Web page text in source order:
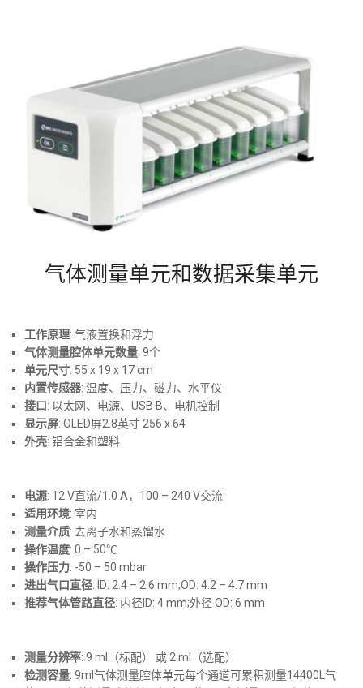
气体测量单元和数据采集单元
工作原理: 气液置换和浮力
气体测量腔体单元数量: 9个
单元尺寸: 55 x 19 x 17 cm
内置传感器: 温度、压力、磁力、水平仪
接口: 以太网、电源、USB B、电机控制
显示屏: OLED屏2.8英寸 256 x 64
外壳: 铝合金和塑料
电源: 12 V直流/1.0 A，100 – 240 V交流
适用环境: 室内
测量介质: 去离子水和蒸馏水
操作温度: 0 – 50℃
操作压力: -50 – 50 mbar
进出气口直径: ID: 2.4 – 2.6 mm;OD: 4.2 – 4.7 mm
推荐气体管路直径: 内径ID: 4 mm;外径 OD: 6 mm
测量分辨率: 9 ml（标配） 或 2 ml（选配）
检测容量: 9ml气体测量腔体单元每个通道可累积测量14400L气